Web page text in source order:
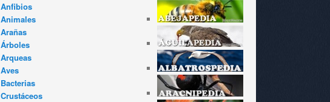
Anfibios
Animales
Arañas
Árboles
Arqueas
Aves
Bacterias
Crustáceos